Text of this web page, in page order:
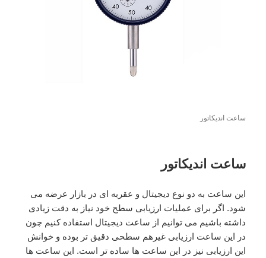
ساعت اندیکاتور
ساعت اندیکاتور
این ساعت به دو نوع دیجیتال و عقربه ای در بازار عرضه می
شود. اگر برای عملیات ارزیابی سطح خود نیاز به دقت زیادی
داشته باشیم می توانیم از ساعت دیجیتال استفاده کنیم چون
در این ساعت ارزیابی غیرهم سطحی دقیق تر بوده و خوانش
این ارزیابی نیز در این ساعت ها ساده تر است. این ساعت ها